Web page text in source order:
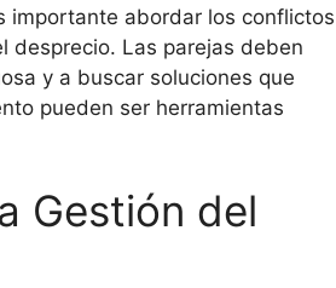
importante abordar los conflictos
desprecio. Las parejas deben
y a buscar soluciones que
pueden ser herramientas
Gestión del